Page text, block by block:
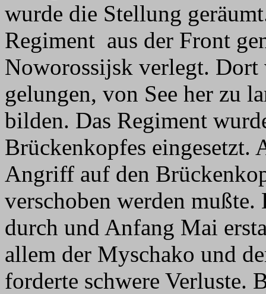
wurde die Stellung
Regiment aus der Front
Noworossijsk verlegt. Dort
gelungen, von See her zu
bilden. Das Regiment
Brückenkopfes eingesetzt.
Angriff auf den
verschoben werden
durch und Anfang Mai
allem der Myschako und
forderte schwere Verluste.